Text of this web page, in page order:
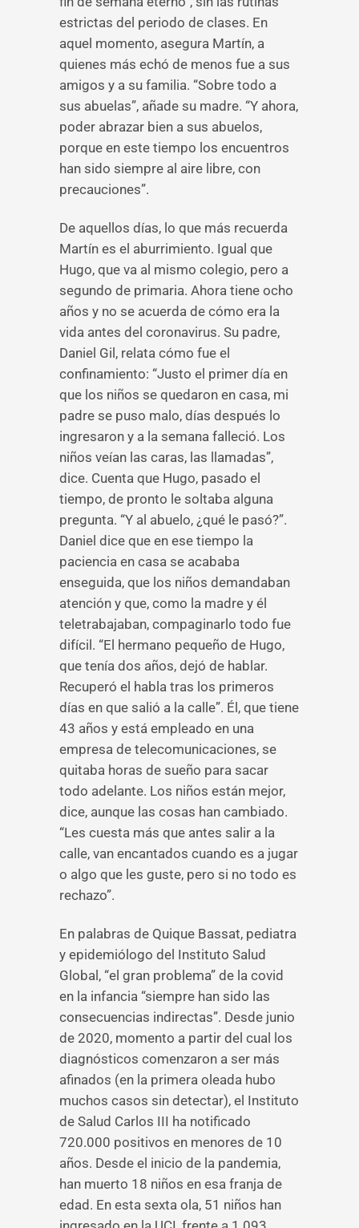
estrictas del periodo de clases. En
aquel momento, asegura Martín, a
quienes más echó de menos fue a sus
amigos y a su familia. “Sobre todo a
sus abuelas”, añade su madre. “Y ahora,
poder abrazar bien a sus abuelos,
porque en este tiempo los encuentros
han sido siempre al aire libre, con
precauciones”.
De aquellos días, lo que más recuerda
Martín es el aburrimiento. Igual que
Hugo, que va al mismo colegio, pero a
segundo de primaria. Ahora tiene ocho
años y no se acuerda de cómo era la
vida antes del coronavirus. Su padre,
Daniel Gil, relata cómo fue el
confinamiento: “Justo el primer día en
que los niños se quedaron en casa, mi
padre se puso malo, días después lo
ingresaron y a la semana falleció. Los
niños veían las caras, las llamadas”,
dice. Cuenta que Hugo, pasado el
tiempo, de pronto le soltaba alguna
pregunta. “Y al abuelo, ¿qué le pasó?”.
Daniel dice que en ese tiempo la
paciencia en casa se acababa
enseguida, que los niños demandaban
atención y que, como la madre y él
teletrabajaban, compaginarlo todo fue
difícil. “El hermano pequeño de Hugo,
que tenía dos años, dejó de hablar.
Recuperó el habla tras los primeros
días en que salió a la calle”. Él, que tiene
43 años y está empleado en una
empresa de telecomunicaciones, se
quitaba horas de sueño para sacar
todo adelante. Los niños están mejor,
dice, aunque las cosas han cambiado.
“Les cuesta más que antes salir a la
calle, van encantados cuando es a jugar
o algo que les guste, pero si no todo es
rechazo”.
En palabras de Quique Bassat, pediatra
y epidemiólogo del Instituto Salud
Global, “el gran problema” de la covid
en la infancia “siempre han sido las
consecuencias indirectas”. Desde junio
de 2020, momento a partir del cual los
diagnósticos comenzaron a ser más
afinados (en la primera oleada hubo
muchos casos sin detectar), el Instituto
de Salud Carlos III ha notificado
720.000 positivos en menores de 10
años. Desde el inicio de la pandemia,
han muerto 18 niños en esa franja de
edad. En esta sexta ola, 51 niños han